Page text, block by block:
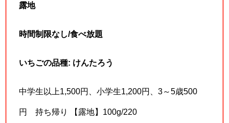
露地
時間制限なし/食べ放題
いちごの品種: けんたろう
中学生以上1,500円、小学生1,200円、3～5歳500
円 持ち帰り 【露地】100g/220